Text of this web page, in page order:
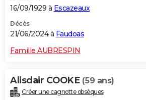
16/09/1929 à Escazeaux
Décès
21/06/2024 à Faudoas
Famille AUBRESPIN
Alisdair COOKE (59 ans)
Créer une cagnotte obsèques